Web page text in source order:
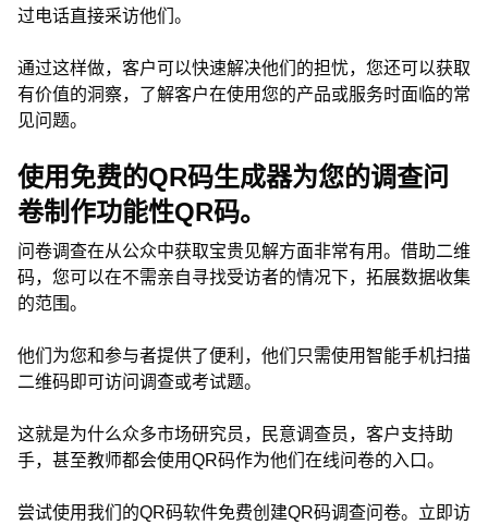
过电话直接采访他们。
通过这样做，客户可以快速解决他们的担忧，您还可以获取
有价值的洞察，了解客户在使用您的产品或服务时面临的常
见问题。
使用免费的QR码生成器为您的调查问
卷制作功能性QR码。
问卷调查在从公众中获取宝贵见解方面非常有用。借助二维
码，您可以在不需亲自寻找受访者的情况下，拓展数据收集
的范围。
他们为您和参与者提供了便利，他们只需使用智能手机扫描
二维码即可访问调查或考试题。
这就是为什么众多市场研究员，民意调查员，客户支持助
手，甚至教师都会使用QR码作为他们在线问卷的入口。
尝试使用我们的QR码软件免费创建QR码调查问卷。立即访